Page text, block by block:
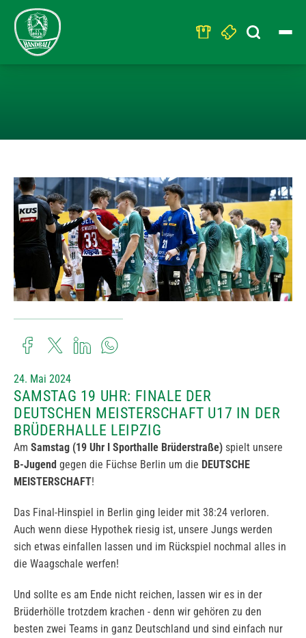
Search
for:
24. Mai 2024
SAMSTAG 19 UHR: FINALE DER
DEUTSCHEN MEISTERSCHAFT U17 IN DER
BRÜDERHALLE LEIPZIG
Am Samstag (19 Uhr I Sporthalle Brüderstraße) spielt unsere
B-Jugend gegen die Füchse Berlin um die DEUTSCHE
MEISTERSCHAFT!
Das Final-Hinspiel in Berlin ging leider mit 38:24 verloren.
Auch wenn diese Hypothek riesig ist, unsere Jungs werden
sich etwas einfallen lassen und im Rückspiel nochmal alles in
die Waagschale werfen!
Und sollte es am Ende nicht reichen, lassen wir es in der
Brüderhölle trotzdem krachen - denn wir gehören zu den
besten zwei Teams in ganz Deutschland und sind einfach nur